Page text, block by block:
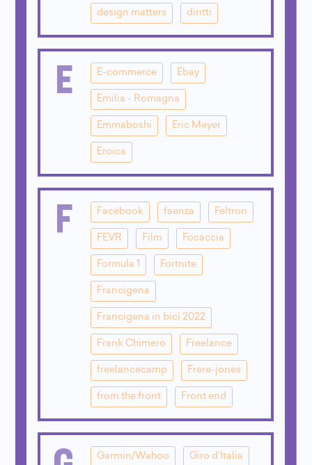
design matters diritti
E E-commerce Ebay
Emilia - Romagna
Emmaboshi Eric Meyer
Eroica
F Facebook faenza Feltron
FEVR Film Focaccia
Formula 1 Fortnite
Francigena
Francigena in bici 2022
Frank Chimero Freelance
freelancecamp Frere-jones
from the front Front end
Garmin/Wahoo Giro d'Italia